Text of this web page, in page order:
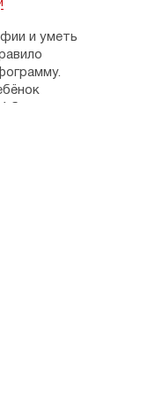
и уметь
слова;
ребёнок